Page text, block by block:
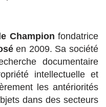
Champion fondatrice
en 2009. Sa société
documentaire
intellectuelle et
les antériorités
dans des secteurs